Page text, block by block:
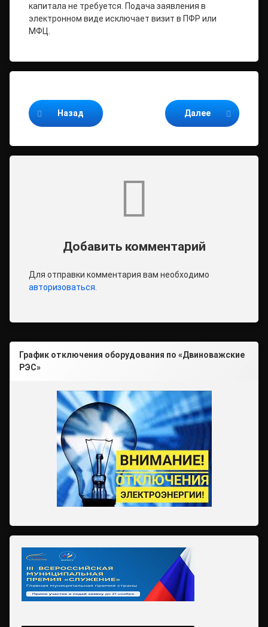
капитала не требуется. Подача заявления в
электронном виде исключает визит в ПФР или
МФЦ.
Назад Далее
Добавить комментарий
Для отправки комментария вам необходимо
авторизоваться
График отключения оборудования по «Двиноважские
РЭС»